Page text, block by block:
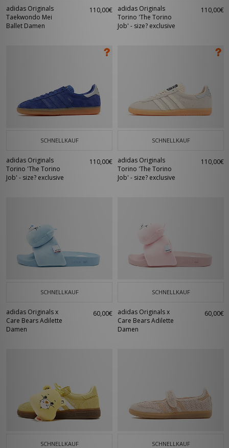
adidas Originals
Taekwondo Mei
Ballet Damen
110,00€
adidas Originals
Torino 'The Torino
Job' - size? exclusive
110,00€
SCHNELLKAUF
adidas Originals
Torino 'The Torino
Job' - size? exclusive
110,00€
SCHNELLKAUF
adidas Originals
Torino 'The Torino
Job' - size? exclusive
110,00€
SCHNELLKAUF
adidas Originals x
Care Bears Adilette
Damen
60,00€
SCHNELLKAUF
adidas Originals x
Care Bears Adilette
Damen
60,00€
SCHNELLKAUF SCHNELLKAUF